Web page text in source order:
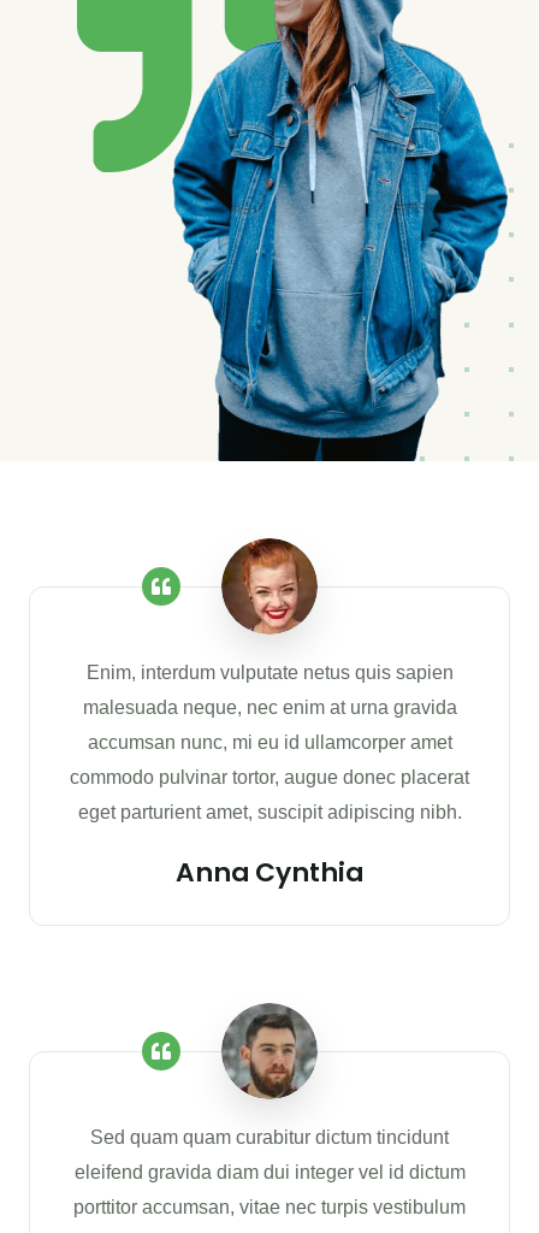
Enim, interdum vulputate netus quis sapien
malesuada neque, nec enim at urna gravida
accumsan nunc, mi eu id ullamcorper amet
commodo pulvinar tortor, augue donec placerat
eget parturient amet, suscipit adipiscing nibh.
Anna Cynthia
Sed quam quam curabitur dictum tincidunt
eleifend gravida diam dui integer vel id dictum
porttitor accumsan, vitae nec turpis vestibulum